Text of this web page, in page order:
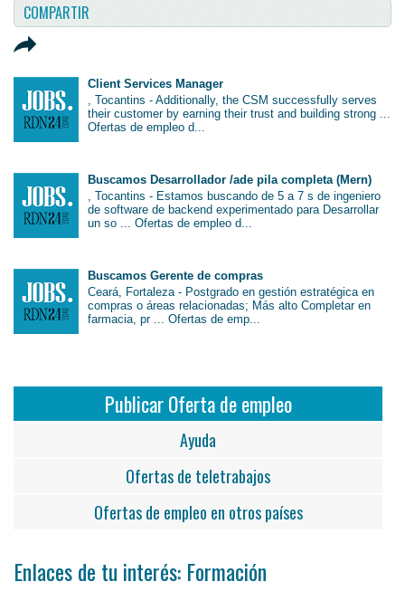
COMPARTIR
Client Services Manager
, Tocantins - Additionally, the CSM successfully serves
their customer by earning their trust and building strong ...
Ofertas de empleo d...
Buscamos Desarrollador /ade pila completa (Mern)
, Tocantins - Estamos buscando de 5 a 7 s de ingeniero
de software de backend experimentado para Desarrollar
un so ... Ofertas de empleo d...
Buscamos Gerente de compras
Ceará, Fortaleza - Postgrado en gestión estratégica en
compras o áreas relacionadas; Más alto Completar en
farmacia, pr ... Ofertas de emp...
Publicar Oferta de empleo
Ayuda
Ofertas de teletrabajos
Ofertas de empleo en otros países
Enlaces de tu interés: Formación